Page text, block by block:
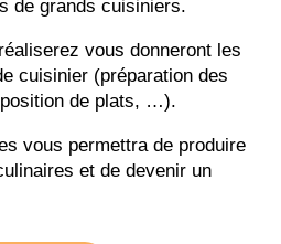
de grands cuisiniers.
vous donneront les
cuisinier (préparation des
de plats, …).
vous permettra de produire
et de devenir un